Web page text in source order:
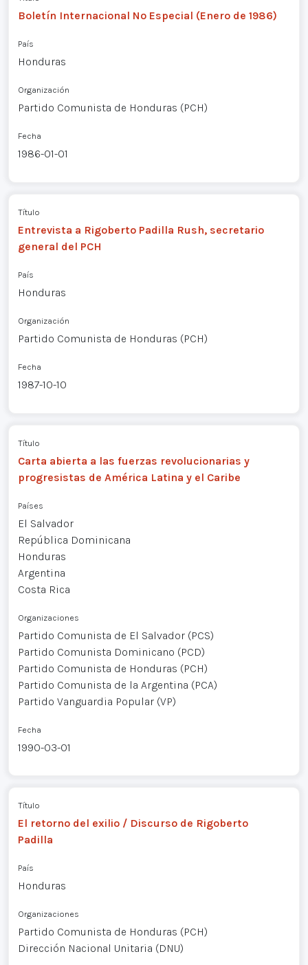
Boletín Internacional Nº Especial (Enero de 1986)
País
Honduras
Organización
Partido Comunista de Honduras (PCH)
Fecha
1986-01-01
Título
Entrevista a Rigoberto Padilla Rush, secretario
general del PCH
País
Honduras
Organización
Partido Comunista de Honduras (PCH)
Fecha
1987-10-10
Título
Carta abierta a las fuerzas revolucionarias y
progresistas de América Latina y el Caribe
Países
El Salvador
República Dominicana
Honduras
Argentina
Costa Rica
Organizaciones
Partido Comunista de El Salvador (PCS)
Partido Comunista Dominicano (PCD)
Partido Comunista de Honduras (PCH)
Partido Comunista de la Argentina (PCA)
Partido Vanguardia Popular (VP)
Fecha
1990-03-01
Título
El retorno del exilio / Discurso de Rigoberto
Padilla
País
Honduras
Organizaciones
Partido Comunista de Honduras (PCH)
Dirección Nacional Unitaria (DNU)